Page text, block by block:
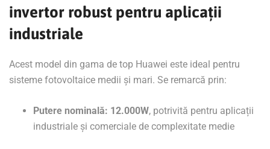
invertor robust pentru aplicații
industriale
Acest model din gama de top Huawei este ideal pentru
sisteme fotovoltaice medii și mari. Se remarcă prin:
Putere nominală: 12.000W, potrivită pentru aplicații
industriale și comerciale de complexitate medie